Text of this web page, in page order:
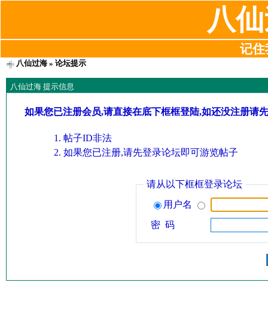
八
记住
八仙过海» 论坛提示
八仙过海 提示信息
如果您已注册会员,请直接在底下框框登陆,如还没注册请
帖子ID非法
如果您已注册,请先登录论坛即可游览帖子
请从以下框框登录论坛
用户名
密 码